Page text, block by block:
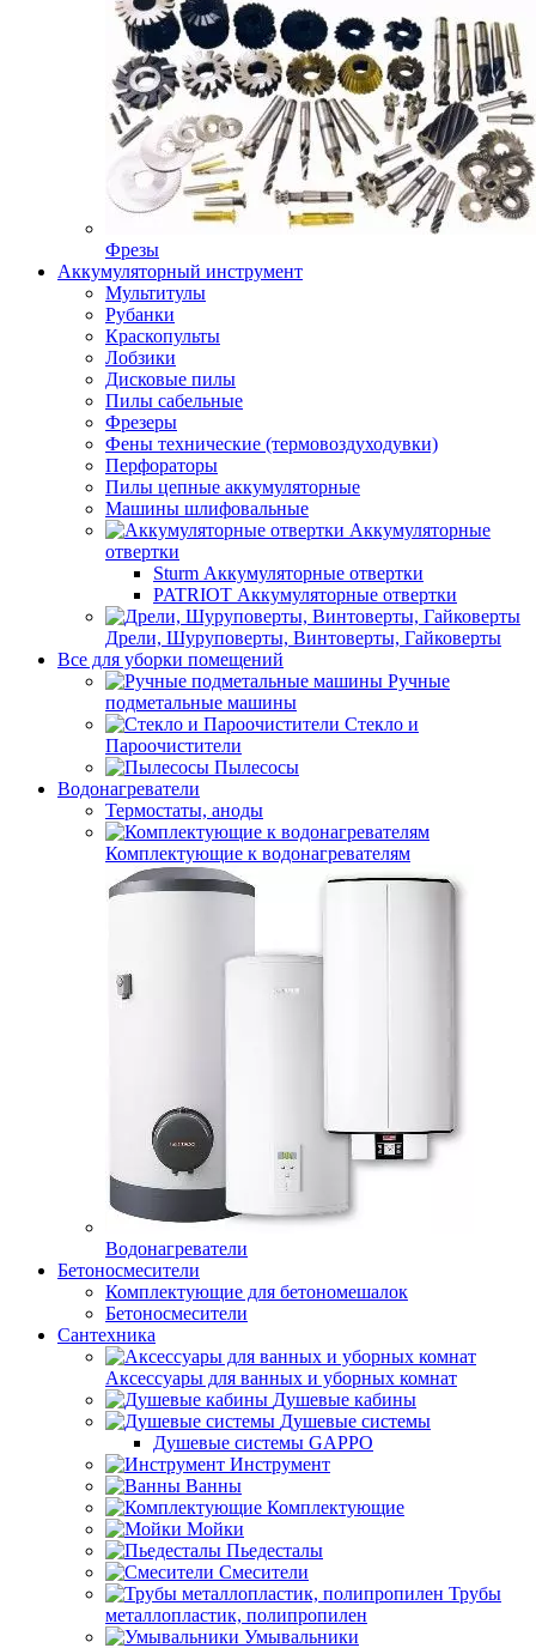
Фрезы
Аккумуляторный инструмент
Мультитулы
Рубанки
Краскопульты
Лобзики
Дисковые пилы
Пилы сабельные
Фрезеры
Фены технические (термовоздуходувки)
Перфораторы
Пилы цепные аккумуляторные
Машины шлифовальные
Аккумуляторные
отвертки
Sturm Аккумуляторные отвертки
PATRIOT Аккумуляторные отвертки
Дрели, Шуруповерты, Винтоверты, Гайковерты
Все для уборки помещений
Ручные
подметальные машины
Стекло и
Пароочистители
Пылесосы
Водонагреватели
Термостаты, аноды
Комплектующие к водонагревателям
Водонагреватели
Бетоносмесители
Комплектующие для бетономешалок
Бетоносмесители
Сантехника
Аксессуары для ванных и уборных комнат
Душевые кабины
Душевые системы
Душевые системы GAPPO
Инструмент
Ванны
Комплектующие
Мойки
Пьедесталы
Смесители
Трубы
металлопластик, полипропилен
Умывальники